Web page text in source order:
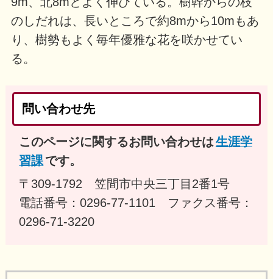
のしだれは、長いところで約8mから10mもあ
り、樹勢もよく毎年優雅な花を咲かせてい
る。
問い合わせ先
このページに関するお問い合わせは生涯学
習課です。
〒309-1792 笠間市中央三丁目2番1号
電話番号：0296-77-1101 ファクス番号：
0296-71-3220